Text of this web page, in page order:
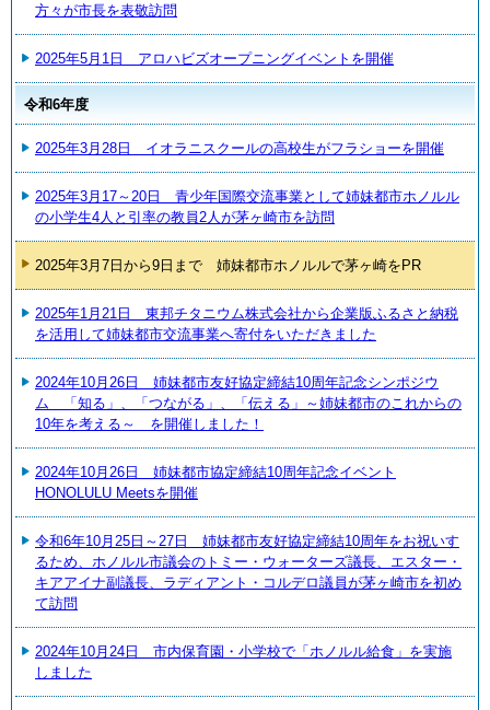
方々が市長を表敬訪問
2025年5月1日 アロハビズオープニングイベントを開催
令和6年度
2025年3月28日 イオラニスクールの高校生がフラショーを開催
2025年3月17～20日 青少年国際交流事業として姉妹都市ホノルル
の小学生4人と引率の教員2人が茅ヶ崎市を訪問
2025年3月7日から9日まで 姉妹都市ホノルルで茅ヶ崎をPR
2025年1月21日 東邦チタニウム株式会社から企業版ふるさと納税
を活用して姉妹都市交流事業へ寄付をいただきました
2024年10月26日 姉妹都市友好協定締結10周年記念シンポジウ
ム 「知る」、「つながる」、「伝える」～姉妹都市のこれからの
10年を考える～ を開催しました！
2024年10月26日 姉妹都市協定締結10周年記念イベント
HONOLULU Meetsを開催
令和6年10月25日～27日 姉妹都市友好協定締結10周年をお祝いす
るため、ホノルル市議会のトミー・ウォーターズ議長、エスター・
キアアイナ副議長、ラディアント・コルデロ議員が茅ヶ崎市を初め
て訪問
2024年10月24日 市内保育園・小学校で「ホノルル給食」を実施
しました